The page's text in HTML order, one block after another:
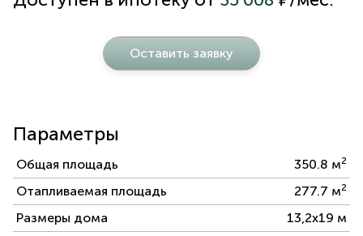
Оставить заявку
Параметры
Общая площадь 350.8 м2
Отапливаемая площадь 277.7 м2
Размеры дома
13,2х19 м